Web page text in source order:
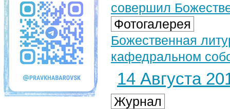
совершил
Фотогалерея
Божественная
кафедральном
14 Августа
Журнал